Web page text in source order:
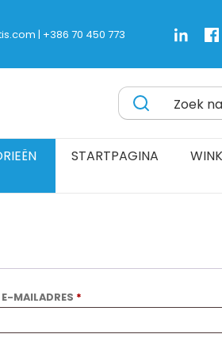
| +386 70 450 773
and Packing Machines
Zoek
STARTPAGINA
MAILADRES *